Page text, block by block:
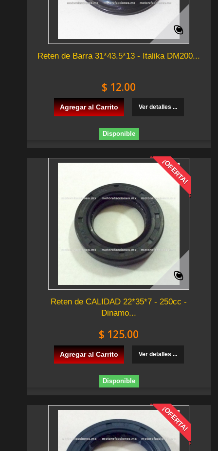
Reten de Barra 31*43.5*13 - Italika DM200...
$ 12.00
Agregar al Carrito Ver detalles ...
Disponible
¡OFERTA!
Reten de CALIDAD 22*35*7 - 250cc -
Dinamo...
$ 125.00
Agregar al Carrito Ver detalles ...
Disponible
¡OFERTA!